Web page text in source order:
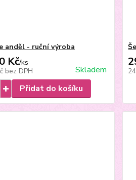
anděl - ruční výroba
Kč/ks
bez DPH
Skladem
Přidat do košíku